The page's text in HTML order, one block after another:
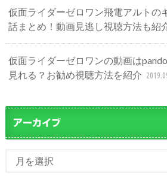
仮面ライダーゼロワン飛電アルトの
話まとめ！動画見逃し視聴方法も紹
仮面ライダーゼロワンの動画は
見れる？お勧め視聴方法を紹介
アーカイブ